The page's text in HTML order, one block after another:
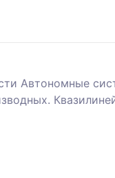
Автономные